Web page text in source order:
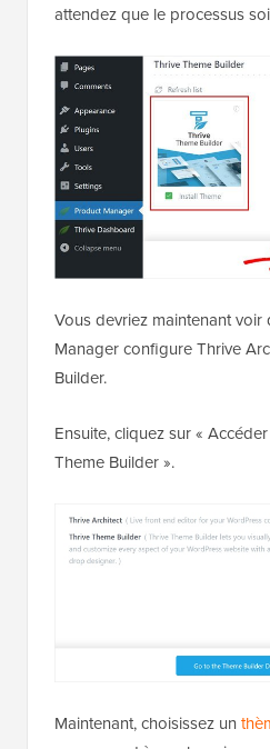
attendez que le processus
Vous devriez maintenant
Manager configure Thrive
Builder.
Ensuite, cliquez sur «
Theme Builder ».
Maintenant, choisissez un